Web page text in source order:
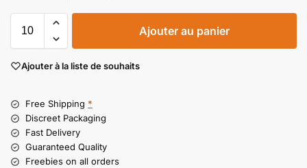
Ajouter au panier
Ajouter à la liste de souhaits
Free Shipping *
Discreet Packaging
Fast Delivery
Guaranteed Quality
Freebies on all orders